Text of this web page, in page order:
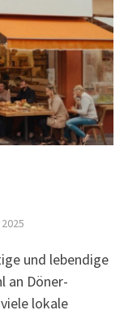
und lebendige
an Döner-
lokale